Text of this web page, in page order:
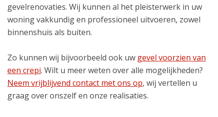
gevelrenovaties. Wij kunnen al het pleisterwerk in uw
woning vakkundig en professioneel uitvoeren, zowel
binnenshuis als buiten.
Zo kunnen wij bijvoorbeeld ook uw gevel voorzien van
een crepi. Wilt u meer weten over alle mogelijkheden?
Neem vrijblijvend contact met ons op, wij vertellen u
graag over onszelf en onze realisaties.